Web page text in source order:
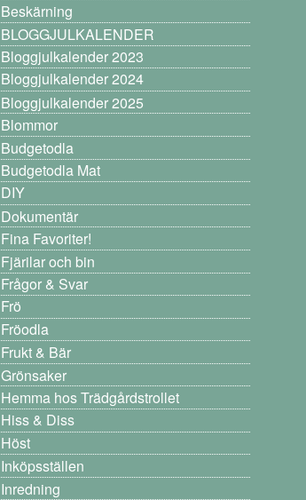
Beskärning
BLOGGJULKALENDER
Bloggjulkalender 2023
Bloggjulkalender 2024
Bloggjulkalender 2025
Blommor
Budgetodla
Budgetodla Mat
DIY
Dokumentär
Fina Favoriter!
Fjärilar och bin
Frågor & Svar
Frö
Fröodla
Frukt & Bär
Grönsaker
Hemma hos Trädgårdstrollet
Hiss & Diss
Höst
Inköpsställen
Inredning